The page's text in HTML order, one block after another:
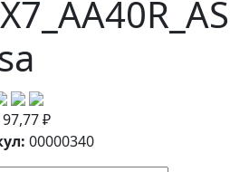
97,77₽
00000340